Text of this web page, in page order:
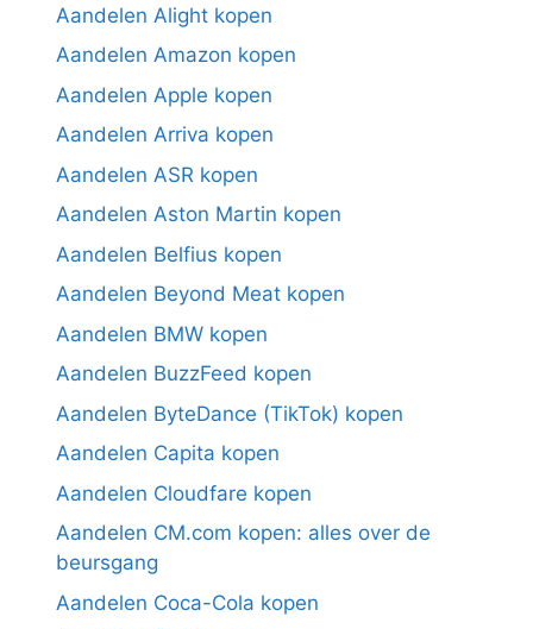
Aandelen Alight kopen
Aandelen Amazon kopen
Aandelen Apple kopen
Aandelen Arriva kopen
Aandelen ASR kopen
Aandelen Aston Martin kopen
Aandelen Belfius kopen
Aandelen Beyond Meat kopen
Aandelen BMW kopen
Aandelen BuzzFeed kopen
Aandelen ByteDance (TikTok) kopen
Aandelen Capita kopen
Aandelen Cloudfare kopen
Aandelen CM.com kopen: alles over de
beursgang
Aandelen Coca-Cola kopen